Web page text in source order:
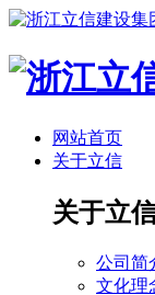
网站首页
关于立信
关于立
公司简
文化理